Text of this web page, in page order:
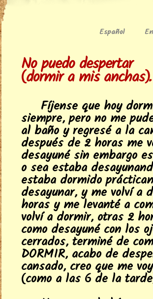
Español
No puedo despertar
(dormir a mis anchas).
Fíjense que hoy
siempre, pero no me
al baño y regresé a la
después de 2 horas me
desayuné sin embargo
o sea estaba
estaba dormido
desayunar, y me volví a
horas y me levanté a
volví a dormir, otras 2
como desayuné con los
cerrados, terminé de
DORMIR, acabo de
cansado, creo que me
(como a las 6 de la